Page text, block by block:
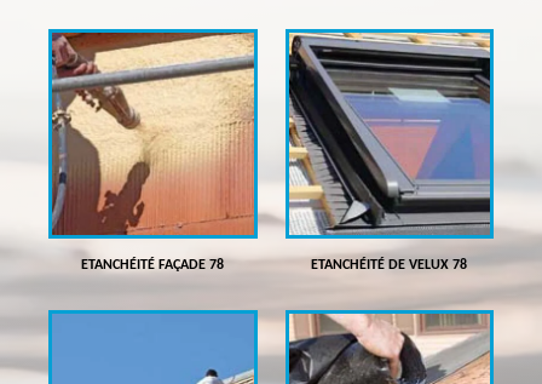
ETANCHÉITÉ FAÇADE 78 ETANCHÉITÉ DE VELUX 78